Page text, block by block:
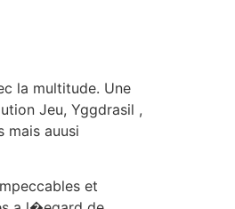
la multitude. Une
Jeu, Yggdrasil ,
mais auusi
et